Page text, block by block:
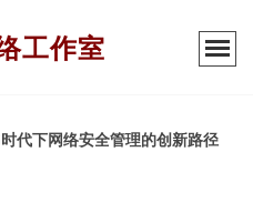
工作室
代下网络安全管理的创新路径